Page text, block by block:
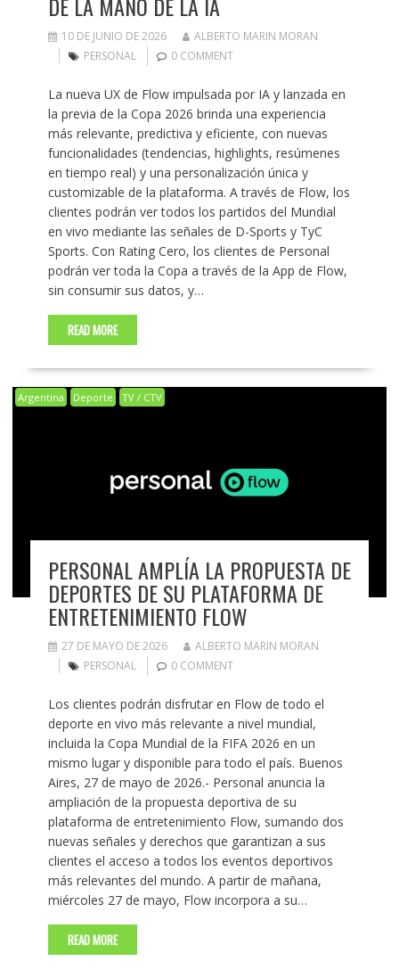
10 DE JUNIO DE 2026
ALBERTO MARIN MORAN
PERSONAL
0 COMMENT
La nueva UX de Flow impulsada por IA y lanzada en
la previa de la Copa 2026 brinda una experiencia
más relevante, predictiva y eficiente, con nuevas
funcionalidades (tendencias, highlights, resúmenes
en tiempo real) y una personalización única y
customizable de la plataforma. A través de Flow, los
clientes podrán ver todos los partidos del Mundial
en vivo mediante las señales de D-Sports y TyC
Sports. Con Rating Cero, los clientes de Personal
podrán ver toda la Copa a través de la App de Flow,
sin consumir sus datos, y…
READ MORE
Argentina Deporte TV / CTV
PERSONAL AMPLÍA LA PROPUESTA DE
DEPORTES DE SU PLATAFORMA DE
ENTRETENIMIENTO FLOW
27 DE MAYO DE 2026
ALBERTO MARIN MORAN
PERSONAL
0 COMMENT
Los clientes podrán disfrutar en Flow de todo el
deporte en vivo más relevante a nivel mundial,
incluida la Copa Mundial de la FIFA 2026 en un
mismo lugar y disponible para todo el país. Buenos
Aires, 27 de mayo de 2026.- Personal anuncia la
ampliación de la propuesta deportiva de su
plataforma de entretenimiento Flow, sumando dos
nuevas señales y derechos que garantizan a sus
clientes el acceso a todos los eventos deportivos
más relevantes del mundo. A partir de mañana,
miércoles 27 de mayo, Flow incorpora a su…
READ MORE